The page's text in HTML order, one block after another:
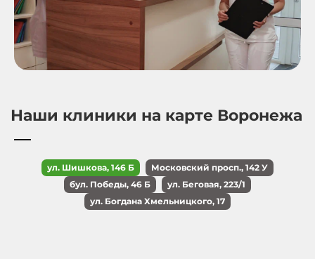
Наши клиники на карте Воронежа
ул. Шишкова, 146 Б
Московский просп., 142 У
бул. Победы, 46 Б
ул. Беговая, 223/1
ул. Богдана Хмельницкого, 17